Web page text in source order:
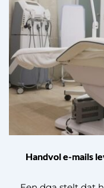
Handvol e-mails